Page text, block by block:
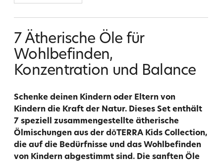
in
den
Warenkorb
legen
7 Ätherische Öle für
Wohlbefinden,
Konzentration und Balance
Schenke deinen Kindern oder Eltern von
Kindern die Kraft der Natur. Dieses Set enthält
7 speziell zusammengestellte ätherische
Ölmischungen aus der dōTERRA Kids Collection,
die auf die Bedürfnisse und das Wohlbefinden
von Kindern abgestimmt sind. Die sanften Öle